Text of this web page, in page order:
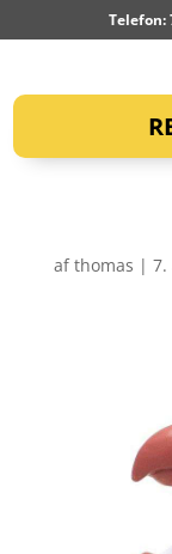
Telefon:
afthomas | 7.